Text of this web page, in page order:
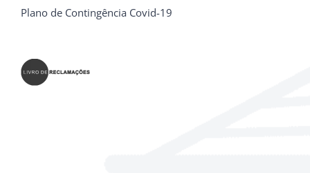
Plano de Contingência Covid-19